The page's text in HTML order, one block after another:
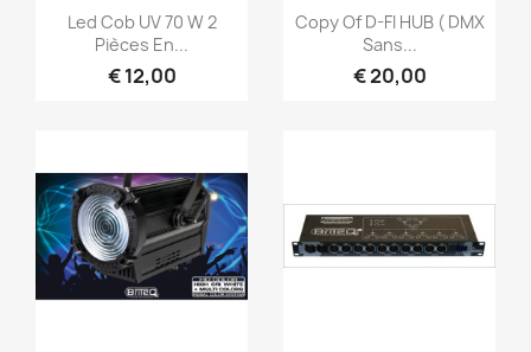
Snel bekijken
Led Cob UV 70 W 2
Pièces En...
€ 12,00
Snel bekijken
Copy Of D-FI HUB ( DMX
Sans...
€ 20,00